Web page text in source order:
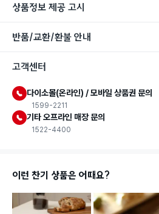
상품정보 제공 고시
반품/교환/환불 안내
고객센터
다이소몰(온라인) / 모바일 상품권 문의
1599-2211
기타 오프라인 매장 문의
1522-4400
이런 찬기 상품은 어때요?